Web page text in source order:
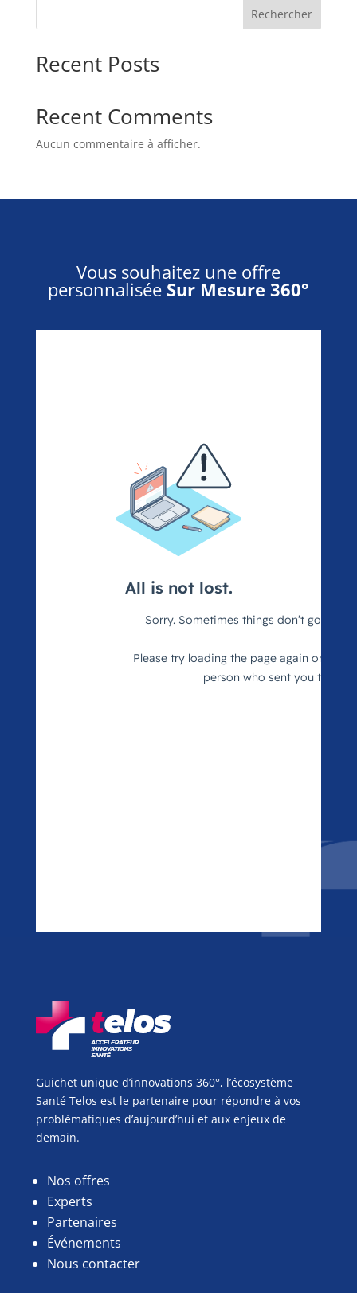
Rechercher
Recent Posts
Recent Comments
Aucun commentaire à afficher.
Vous souhaitez une offre
personnalisée Sur Mesure 360°
Guichet unique d’innovations 360°, l’écosystème
Santé Telos est le partenaire pour répondre à vos
problématiques d’aujourd’hui et aux enjeux de
demain.
Nos offres
Experts
Partenaires
Événements
Nous contacter